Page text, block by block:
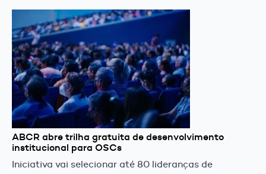
ABCR abre trilha gratuita de desenvolvimento
institucional para OSCs
Iniciativa vai selecionar até 80 lideranças de